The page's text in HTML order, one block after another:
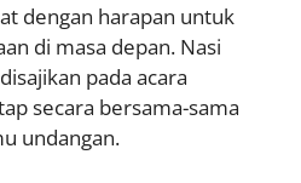
dengan harapan untuk
di masa depan. Nasi
pada acara
secara bersama-sama
undangan.